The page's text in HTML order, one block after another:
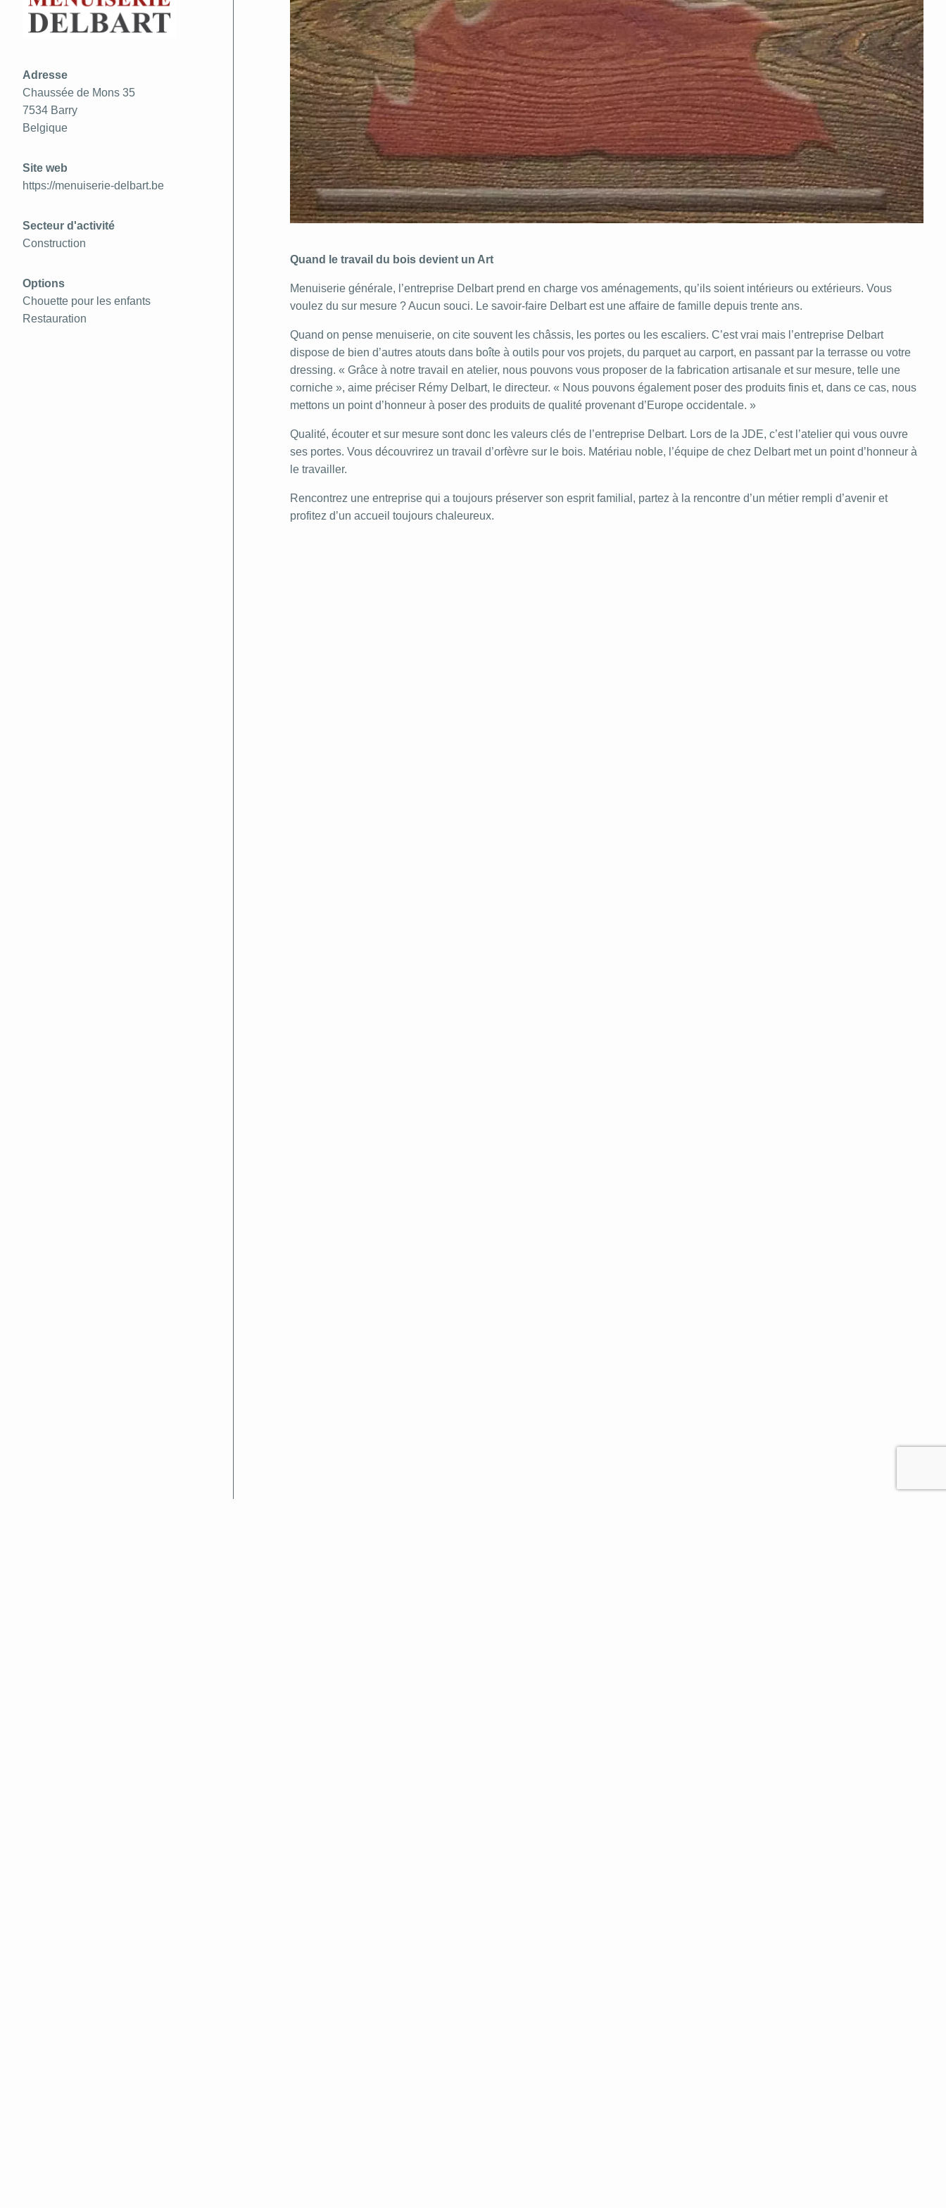
Quand le travail du bois devient un Art
Menuiserie générale, l’entreprise Delbart prend en charge vos aménagements, qu’ils soient intérieurs ou extérieurs. Vous
voulez du sur mesure ? Aucun souci. Le savoir-faire Delbart est une affaire de famille depuis trente ans.
Quand on pense menuiserie, on cite souvent les châssis, les portes ou les escaliers. C’est vrai mais l’entreprise Delbart
dispose de bien d’autres atouts dans boîte à outils pour vos projets, du parquet au carport, en passant par la terrasse ou votre
dressing. « Grâce à notre travail en atelier, nous pouvons vous proposer de la fabrication artisanale et sur mesure, telle une
corniche », aime préciser Rémy Delbart, le directeur. « Nous pouvons également poser des produits finis et, dans ce cas, nous
mettons un point d’honneur à poser des produits de qualité provenant d’Europe occidentale. »
Qualité, écouter et sur mesure sont donc les valeurs clés de l’entreprise Delbart. Lors de la JDE, c’est l’atelier qui vous ouvre
ses portes. Vous découvrirez un travail d’orfèvre sur le bois. Matériau noble, l’équipe de chez Delbart met un point d’honneur à
le travailler.
Rencontrez une entreprise qui a toujours préserver son esprit familial, partez à la rencontre d’un métier rempli d’avenir et
profitez d’un accueil toujours chaleureux.
Adresse
Chaussée de Mons 35
7534 Barry
Belgique
Site web
https://menuiserie-delbart.be
Secteur d'activité
Construction
Options
Chouette pour les enfants
Restauration